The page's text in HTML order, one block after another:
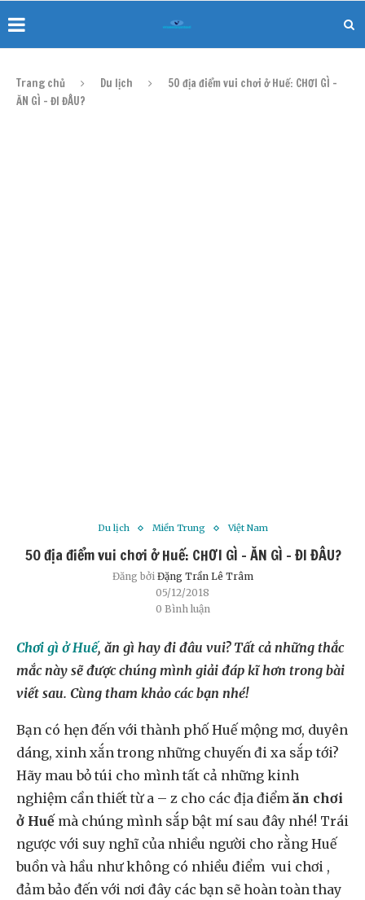
Trang chủ Du lịch
50 địa điểm vui chơi ở Huế: CHƠI GÌ –
ĂN GÌ – ĐI ĐÂU?
Du lịch Miền Trung Việt Nam
50 địa điểm vui chơi ở Huế: CHƠI GÌ – ĂN GÌ – ĐI ĐÂU?
Đăng bởi Đặng Trần Lê Trâm
05/12/2018
0 Bình luận
Chơi gì ở Huế, ăn gì hay đi đâu vui? Tất cả những thắc
mắc này sẽ được chúng mình giải đáp kĩ hơn trong bài
viết sau. Cùng tham khảo các bạn nhé!
Bạn có hẹn đến với thành phố Huế mộng mơ, duyên
dáng, xinh xắn trong những chuyến đi xa sắp tới?
Hãy mau bỏ túi cho mình tất cả những kinh
nghiệm cần thiết từ a – z cho các địa điểm ăn chơi
ở Huế mà chúng mình sắp bật mí sau đây nhé! Trái
ngược với suy nghĩ của nhiều người cho rằng Huế
buồn và hầu như không có nhiều điểm vui chơi ,
đảm bảo đến với nơi đây các bạn sẽ hoàn toàn thay